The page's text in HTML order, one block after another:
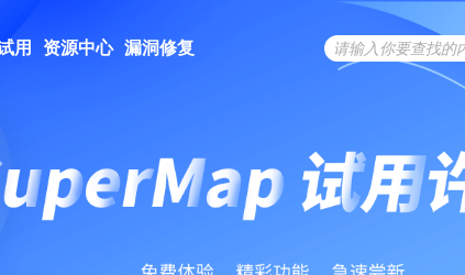
用 资源中心 漏洞修复